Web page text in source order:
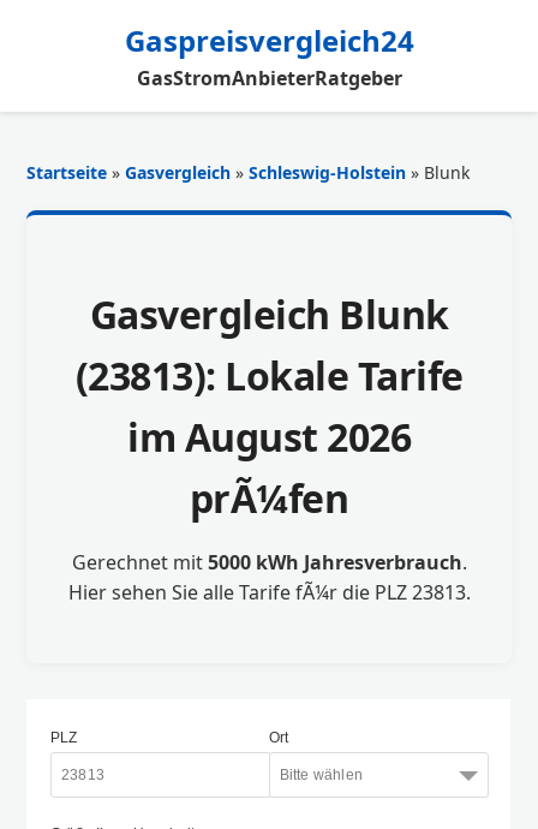
Gaspreisvergleich24
GasStromAnbieterRatgeber
Startseite »Gasvergleich »Schleswig-Holstein » Blunk
Gasvergleich Blunk
(23813): Lokale Tarife
im August 2026
prÃ¼fen
Gerechnet mit5000 kWh Jahresverbrauch.
Hier sehen Sie alle Tarife fÃ¼r die PLZ 23813.